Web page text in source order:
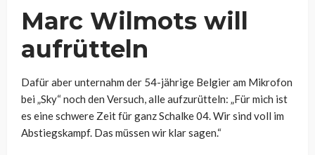
Marc Wilmots will
aufrütteln
Dafür aber unternahm der 54-jährige Belgier am Mikrofon
bei „Sky“ noch den Versuch, alle aufzurütteln: „Für mich ist
es eine schwere Zeit für ganz Schalke 04. Wir sind voll im
Abstiegskampf. Das müssen wir klar sagen.“